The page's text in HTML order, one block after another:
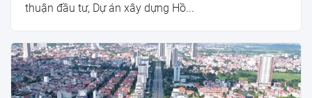
thuận đầu tư, Dự án xây dựng Hồ...